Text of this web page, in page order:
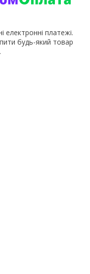
електронні платежі.
будь-який товар